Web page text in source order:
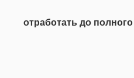
отработать до